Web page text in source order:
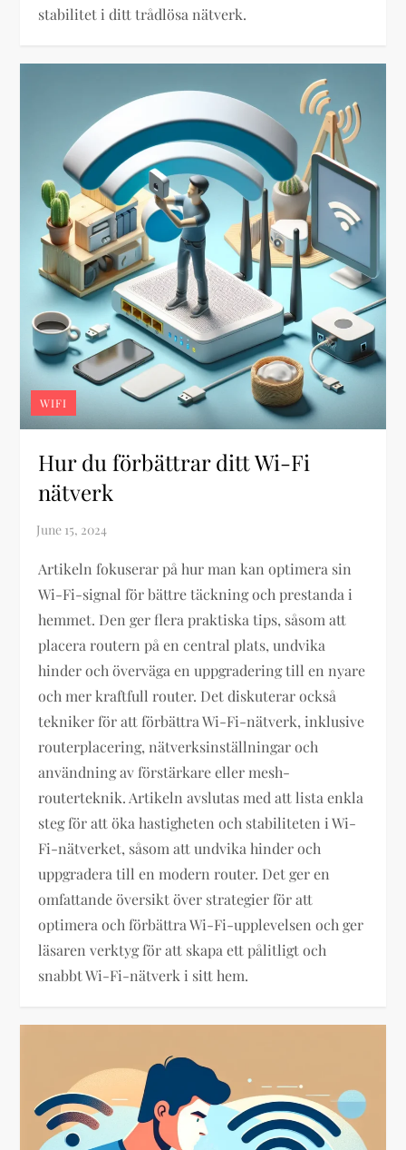
stabilitet i ditt trådlösa nätverk.
WIFI
Hur du förbättrar ditt Wi-Fi
nätverk
Artikeln fokuserar på hur man kan optimera sin
Wi-Fi-signal för bättre täckning och prestanda i
hemmet. Den ger flera praktiska tips, såsom att
placera routern på en central plats, undvika
hinder och överväga en uppgradering till en nyare
och mer kraftfull router. Det diskuterar också
tekniker för att förbättra Wi-Fi-nätverk, inklusive
routerplacering, nätverksinställningar och
användning av förstärkare eller mesh-
routerteknik. Artikeln avslutas med att lista enkla
steg för att öka hastigheten och stabiliteten i Wi-
Fi-nätverket, såsom att undvika hinder och
uppgradera till en modern router. Det ger en
omfattande översikt över strategier för att
optimera och förbättra Wi-Fi-upplevelsen och ger
läsaren verktyg för att skapa ett pålitligt och
snabbt Wi-Fi-nätverk i sitt hem.